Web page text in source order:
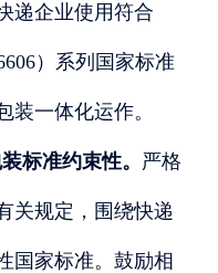
递企业使用符合
）系列国家标准
装一体化运作。
标准约束性。 严格
关规定，围绕快递
国家标准。鼓励相